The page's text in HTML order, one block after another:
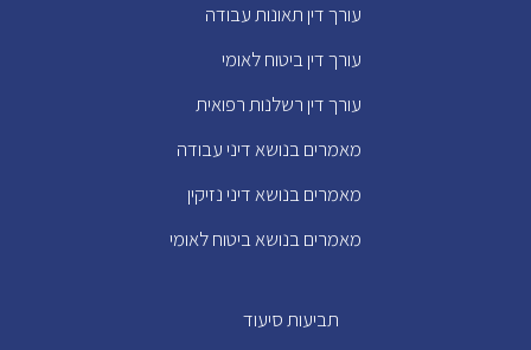
עורך דין תאונות עבודה
עורך דין ביטוח לאומי
עורך דין רשלנות רפואית
מאמרים בנושא דיני עבודה
מאמרים בנושא דיני נזיקין
מאמרים בנושא ביטוח לאומי
תביעות סיעוד